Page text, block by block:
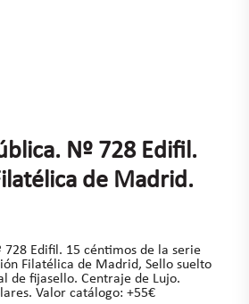
Nº 728 Edifil.
de Madrid.
728 Edifil. 15 céntimos de la serie
Filatélica de Madrid, Sello suelto
de fijasello. Centraje de Lujo.
Valor catálogo: +55€